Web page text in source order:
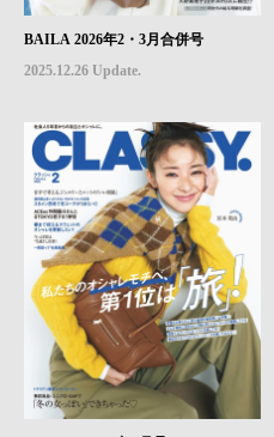
BAILA 2026年2・3月合併号
2025.12.26 Update.